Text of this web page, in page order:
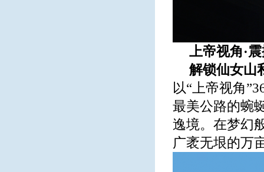
上帝视角·
解锁仙女山
以“上帝视角
最美公路的蜿
逸境。在梦幻
广袤无垠的万